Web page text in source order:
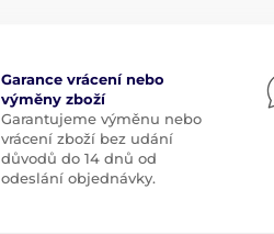
Garance vrácení nebo
výměny zboží
Garantujeme výměnu nebo
vrácení zboží bez udání
důvodů do 14 dnů od
odeslání objednávky.